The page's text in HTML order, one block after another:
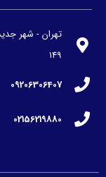
149
09206306407
02156219880